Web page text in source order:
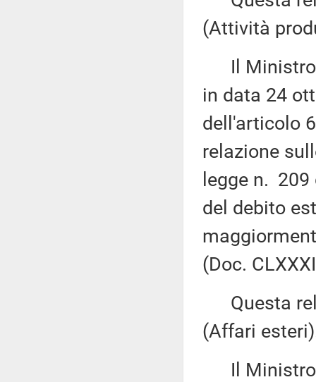
(Attività
Il Ministro
in data 24
dell'articolo
relazione
legge n.
del debito
(Doc.
Questa
(Affari
Il Ministro